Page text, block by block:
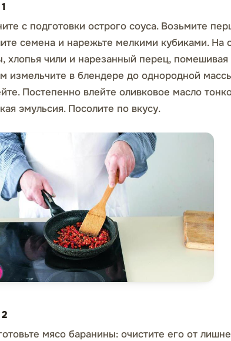
с подготовки острого соуса. Возьмите
семена и нарежьте мелкими кубиками. На
хлопья чили и нарезанный перец,
измельчите в блендере до однородной
Постепенно влейте оливковое масло
эмульсия. Посолите по вкусу.
мясо баранины: очистите его от